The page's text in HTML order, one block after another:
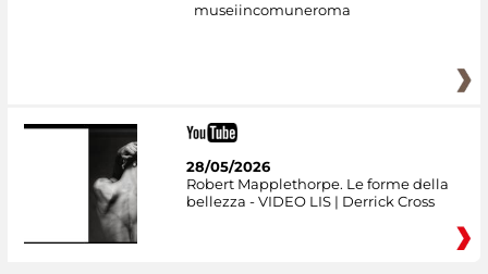
museiincomuneroma
28/05/2026
Robert Mapplethorpe. Le forme della
bellezza - VIDEO LIS | Derrick Cross